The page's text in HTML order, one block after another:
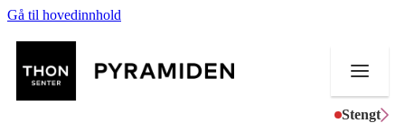
Gå til hovedinnhold
Stengt